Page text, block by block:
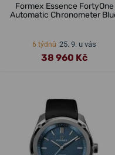
Formex Essence FortyOne
Automatic Chronometer
6 týdnů 25. 9. u vás
38 960 Kč